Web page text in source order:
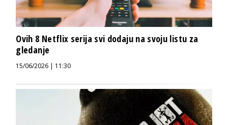
Ovih 8 Netflix serija svi dodaju na svoju listu za
gledanje
15/06/2026 | 11:30